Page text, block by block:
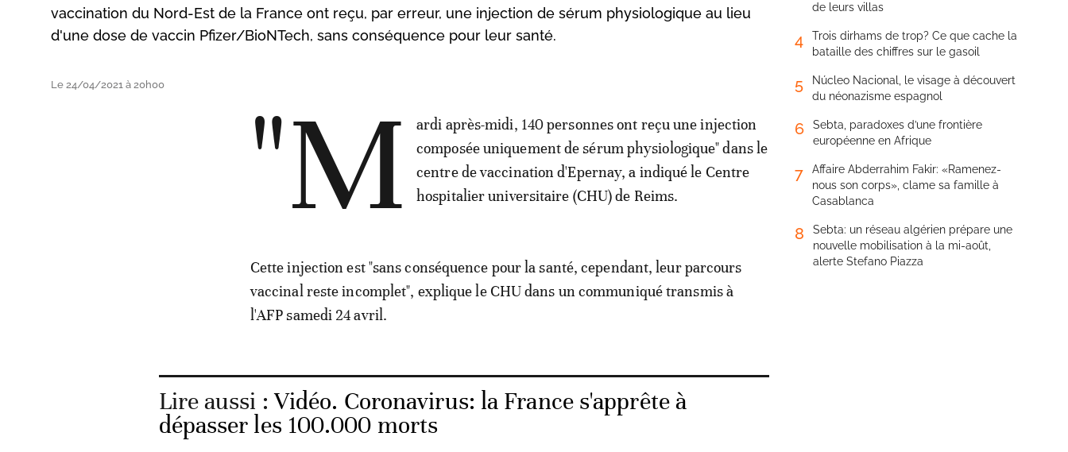
vaccination du Nord-Est de la France ont reçu, par erreur, une injection de sérum physiologique au lieu
d'une dose de vaccin Pfizer/BioNTech, sans conséquence pour leur santé.
Le 24/04/2021 à 20h00 "M
ardi après-midi, 140 personnes ont reçu une injection
composée uniquement de sérum physiologique" dans le
centre de vaccination d'Epernay, a indiqué le Centre
hospitalier universitaire (CHU) de Reims.
Cette injection est "sans conséquence pour la santé, cependant, leur parcours
vaccinal reste incomplet", explique le CHU dans un communiqué transmis à
l'AFP samedi 24 avril.
Lire aussi :Vidéo. Coronavirus: la France s'apprête à
dépasser les 100.000 morts
de leurs villas
4
Trois dirhams de trop? Ce que cache la
bataille des chiffres sur le gasoil
5
Núcleo Nacional, le visage à découvert
du néonazisme espagnol
6
Sebta, paradoxes d’une frontière
européenne en Afrique
7
Affaire Abderrahim Fakir: «Ramenez-
nous son corps», clame sa famille à
Casablanca
8
Sebta: un réseau algérien prépare une
nouvelle mobilisation à la mi-août,
alerte Stefano Piazza